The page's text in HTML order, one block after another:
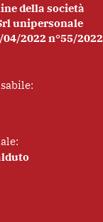
della società
unipersonale
2022 n°55/2022